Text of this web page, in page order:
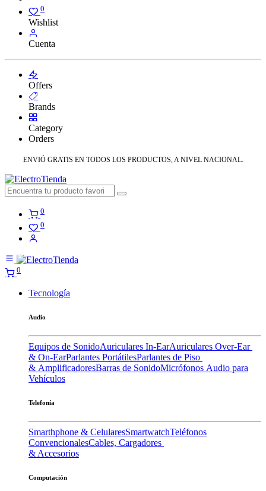
0
Wishlist
Cuenta
Offers
Brands
Category
Orders
ENVIÓ GRATIS EN TODOS LOS PRODUCTOS, A NIVEL NACIONAL.
0
0
0
Tecnología
Audio
Equipos de SonidoAuriculares In-EarAuriculares Over-Ear
& On-EarParlantes PortátilesParlantes de Piso
& AmplificadoresBarras de SonidoMicrófonos Audio para
Vehículos
Telefonía
Smarthphone & CelularesSmartwatchTeléfonos
ConvencionalesCables, Cargadores
& Accesorios
Computación